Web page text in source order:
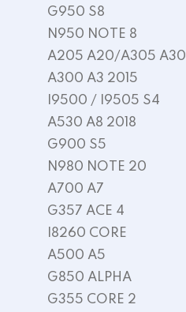
G950 S8
N950 NOTE 8
A205 A20/A305 A30
A300 A3 2015
I9500 / I9505 S4
A530 A8 2018
G900 S5
N980 NOTE 20
A700 A7
G357 ACE 4
I8260 CORE
A500 A5
G850 ALPHA
G355 CORE 2